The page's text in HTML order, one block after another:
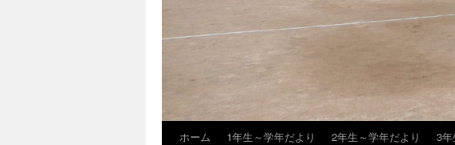
ホーム 1年生～学年だより 2年生～学年だより 3年